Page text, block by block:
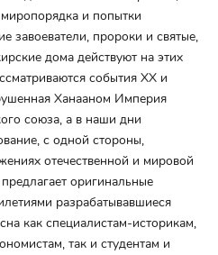
и попытки
завоеватели, пророки и святые,
дома действуют на этих
события XX и
Ханааном Империя
союза, а в наши дни
с одной стороны,
отечественной и мировой
оригинальные
разрабатывавшиеся
как специалистам-историкам,
так и студентам и